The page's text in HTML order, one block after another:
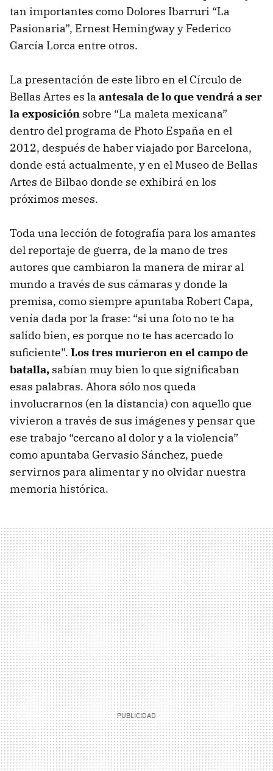
tan importantes como Dolores Ibarruri “La
Pasionaria”, Ernest Hemingway y Federico
García Lorca entre otros.
La presentación de este libro en el Círculo de
Bellas Artes es la antesala de lo que vendrá a ser
la exposición sobre “La maleta mexicana”
dentro del programa de Photo España en el
2012, después de haber viajado por Barcelona,
donde está actualmente, y en el Museo de Bellas
Artes de Bilbao donde se exhibirá en los
próximos meses.
Toda una lección de fotografía para los amantes
del reportaje de guerra, de la mano de tres
autores que cambiaron la manera de mirar al
mundo a través de sus cámaras y donde la
premisa, como siempre apuntaba Robert Capa,
venía dada por la frase: “si una foto no te ha
salido bien, es porque no te has acercado lo
suficiente”. Los tres murieron en el campo de
batalla, sabían muy bien lo que significaban
esas palabras. Ahora sólo nos queda
involucrarnos (en la distancia) con aquello que
vivieron a través de sus imágenes y pensar que
ese trabajo “cercano al dolor y a la violencia”
como apuntaba Gervasio Sánchez, puede
servirnos para alimentar y no olvidar nuestra
memoria histórica.